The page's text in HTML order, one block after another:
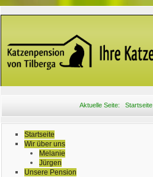
Aktuelle Seite: Startseite
Startseite
Wir über uns
Melanie
Jürgen
Unsere Pension